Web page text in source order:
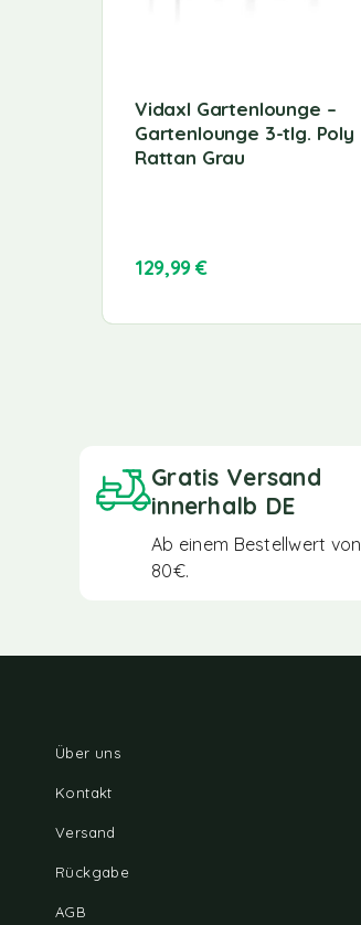
Vidaxl Gartenlounge –
Gartenlounge 3-tlg. Poly
Rattan Grau
129,99€
Gratis Versand
innerhalb DE
Ab einem Bestellwert von
80€.
Über uns
Kontakt
Versand
Rückgabe
AGB